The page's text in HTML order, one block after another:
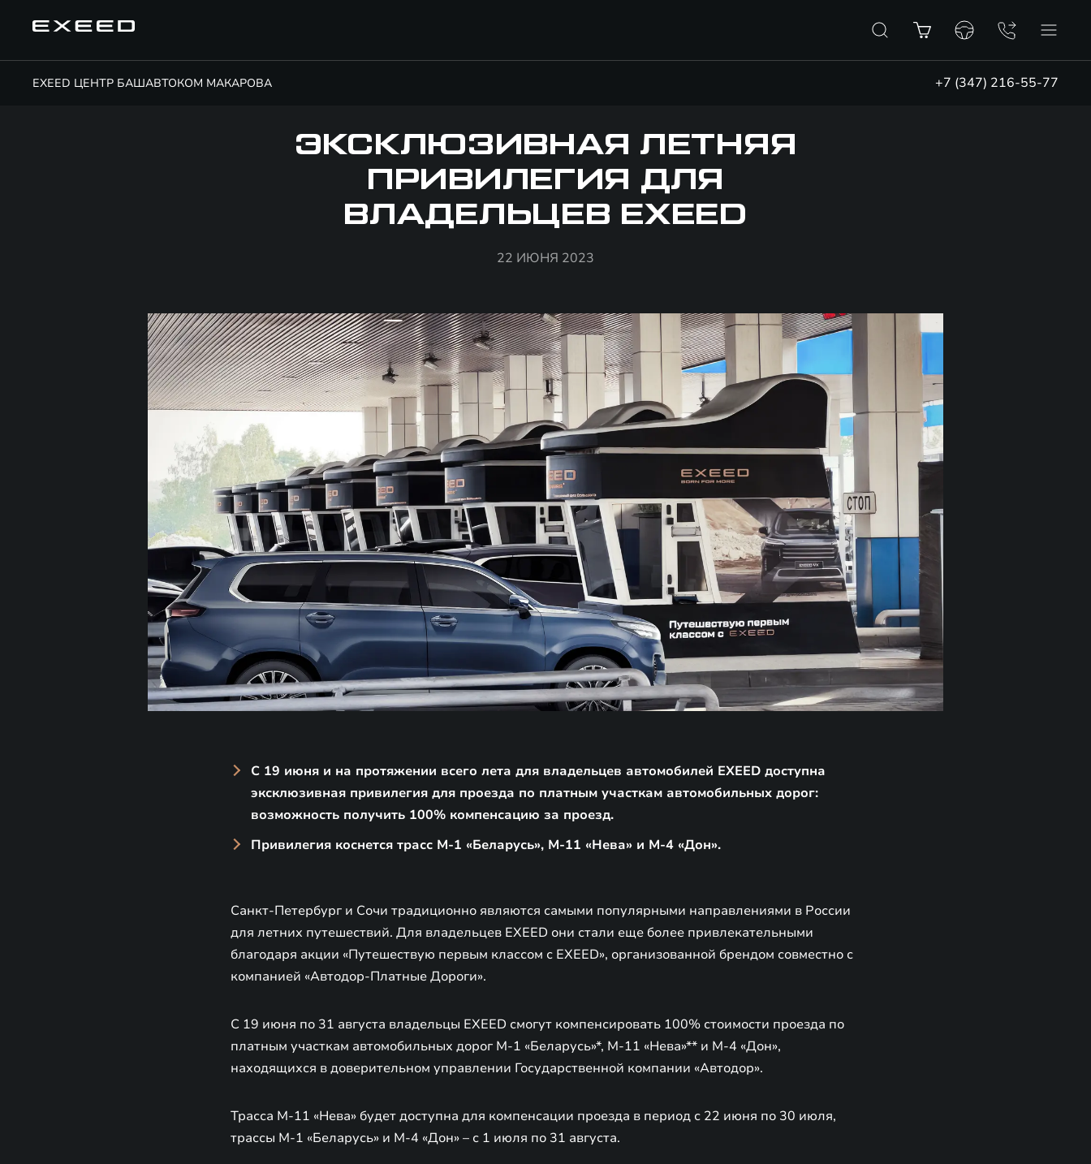
EXEED ЦЕНТР БАШАВТОКОМ МАКАРОВА +7 (347) 216-55-77
ЭКСКЛЮЗИВНАЯ ЛЕТНЯЯ
ПРИВИЛЕГИЯ ДЛЯ
ВЛАДЕЛЬЦЕВ EXEED
22 ИЮНЯ 2023
С 19 июня и на протяжении всего лета для владельцев автомобилей EXEED доступна
эксклюзивная привилегия для проезда по платным участкам автомобильных дорог:
возможность получить 100% компенсацию за проезд.
Привилегия коснется трасс М-1 «Беларусь», М-11 «Нева» и М-4 «Дон».
Санкт-Петербург и Сочи традиционно являются самыми популярными направлениями в России
для летних путешествий. Для владельцев EXEED они стали еще более привлекательными
благодаря акции «Путешествую первым классом с EXEED», организованной брендом совместно с
компанией «Автодор-Платные Дороги».
С 19 июня по 31 августа владельцы EXEED смогут компенсировать 100% стоимости проезда по
платным участкам автомобильных дорог М-1 «Беларусь»*, М-11 «Нева»** и М-4 «Дон»,
находящихся в доверительном управлении Государственной компании «Автодор».
Трасса М-11 «Нева» будет доступна для компенсации проезда в период с 22 июня по 30 июля,
трассы М-1 «Беларусь» и М-4 «Дон» – с 1 июля по 31 августа.